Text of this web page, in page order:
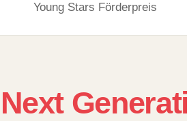
Young Stars Förderpreis
Next